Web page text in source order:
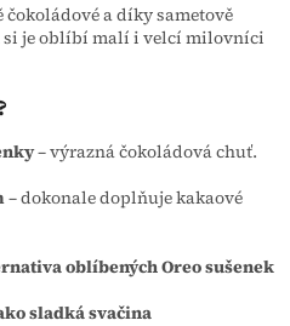
a díky sametově
je oblíbí malí i velcí milovníci
– výrazná čokoládová chuť.
– dokonale doplňuje kakaové
oblíbených Oreo sušenek
sladká svačina